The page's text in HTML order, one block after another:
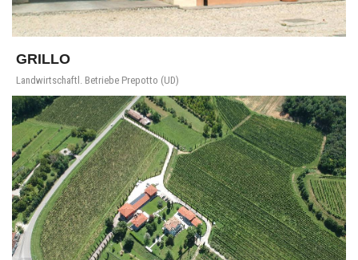
GRILLO
Landwirtschaftl. Betriebe Prepotto (UD)